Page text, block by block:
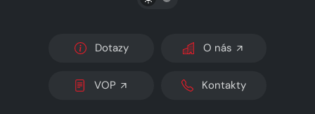
Dotazy O nás
VOP Kontakty